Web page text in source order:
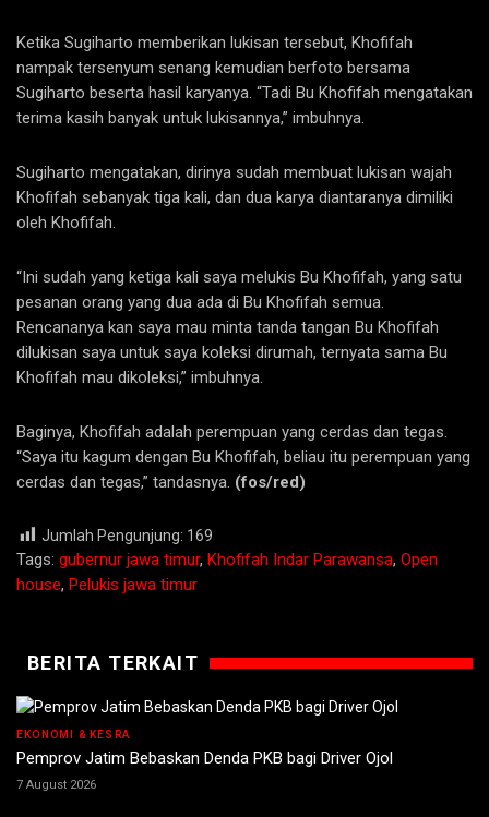
Ketika Sugiharto memberikan lukisan tersebut, Khofifah
nampak tersenyum senang kemudian berfoto bersama
Sugiharto beserta hasil karyanya. “Tadi Bu Khofifah mengatakan
terima kasih banyak untuk lukisannya,” imbuhnya.
Sugiharto mengatakan, dirinya sudah membuat lukisan wajah
Khofifah sebanyak tiga kali, dan dua karya diantaranya dimiliki
oleh Khofifah.
“Ini sudah yang ketiga kali saya melukis Bu Khofifah, yang satu
pesanan orang yang dua ada di Bu Khofifah semua.
Rencananya kan saya mau minta tanda tangan Bu Khofifah
dilukisan saya untuk saya koleksi dirumah, ternyata sama Bu
Khofifah mau dikoleksi,” imbuhnya.
Baginya, Khofifah adalah perempuan yang cerdas dan tegas.
“Saya itu kagum dengan Bu Khofifah, beliau itu perempuan yang
cerdas dan tegas,” tandasnya. (fos/red)
Jumlah Pengunjung: 169
Tags: gubernur jawa timur, Khofifah Indar Parawansa, Open
house, Pelukis jawa timur
BERITA TERKAIT
EKONOMI & KESRA
Pemprov Jatim Bebaskan Denda PKB bagi Driver Ojol
7 August 2026